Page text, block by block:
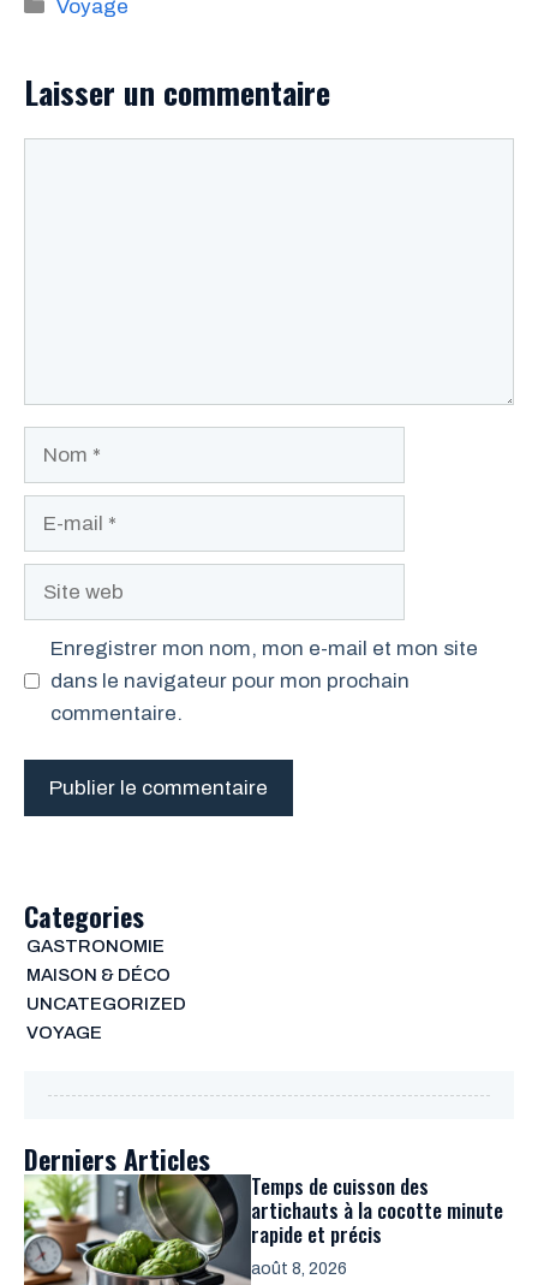
Voyage
Laisser un commentaire
Enregistrer mon nom, mon e-mail et mon site
dans le navigateur pour mon prochain
commentaire.
Categories
GASTRONOMIE
MAISON & DÉCO
UNCATEGORIZED
VOYAGE
Derniers Articles
Temps de cuisson des
artichauts à la cocotte minute
rapide et précis
août 8, 2026